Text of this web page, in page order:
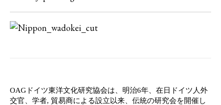
OAGドイツ東洋文化研究協会は、明治6年、在日ドイツ人外
交官、学者, 貿易商による設立以来、伝統の研究会を開催し